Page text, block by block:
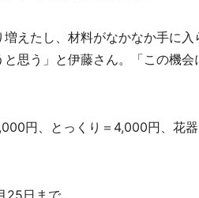
えたし、材料がなかなか手に入
思う」と伊藤さん。「この機会
円、とっくり＝4,000円、花器
日まで。